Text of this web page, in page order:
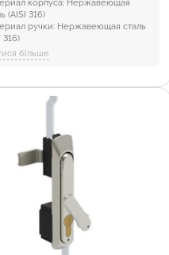
корпуса: Нержавеющая
(AISI 316)
ручки: Нержавеющая сталь
316)
механизма:
штока:
Промышленность и
Торговля и HoReCa
більше